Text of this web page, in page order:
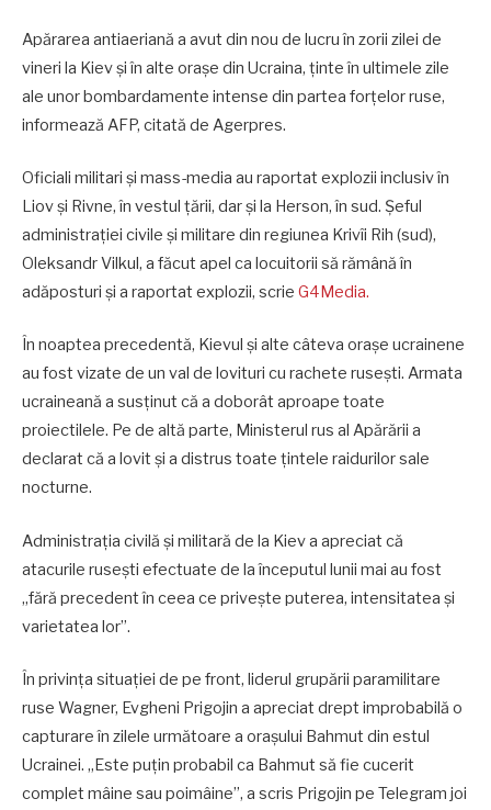
Apărarea antiaeriană a avut din nou de lucru în zorii zilei de
vineri la Kiev și în alte orașe din Ucraina, ținte în ultimele zile
ale unor bombardamente intense din partea forțelor ruse,
informează AFP, citată de Agerpres.
Oficiali militari și mass-media au raportat explozii inclusiv în
Liov și Rivne, în vestul țării, dar și la Herson, în sud. Șeful
administrației civile și militare din regiunea Krivîi Rih (sud),
Oleksandr Vilkul, a făcut apel ca locuitorii să rămână în
adăposturi și a raportat explozii, scrie G4Media.
În noaptea precedentă, Kievul și alte câteva orașe ucrainene
au fost vizate de un val de lovituri cu rachete rusești. Armata
ucraineană a susținut că a doborât aproape toate
proiectilele. Pe de altă parte, Ministerul rus al Apărării a
declarat că a lovit și a distrus toate țintele raidurilor sale
nocturne.
Administrația civilă și militară de la Kiev a apreciat că
atacurile rusești efectuate de la începutul lunii mai au fost
„fără precedent în ceea ce privește puterea, intensitatea și
varietatea lor”.
În privința situației de pe front, liderul grupării paramilitare
ruse Wagner, Evgheni Prigojin a apreciat drept improbabilă o
capturare în zilele următoare a orașului Bahmut din estul
Ucrainei. „Este puțin probabil ca Bahmut să fie cucerit
complet mâine sau poimâine”, a scris Prigojin pe Telegram joi